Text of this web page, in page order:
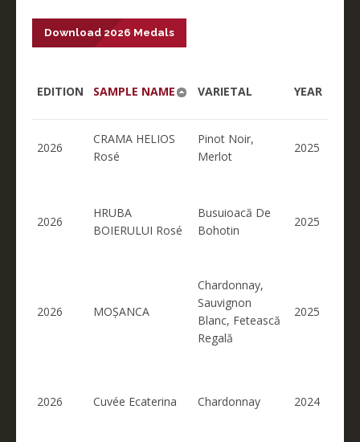
Download 2026 Medals
EDITION SAMPLE NAME VARIETAL YEAR
2026
CRAMA HELIOS
Rosé
Pinot Noir,
Merlot
2025
2026
HRUBA
BOIERULUI Rosé
Busuioacă De
Bohotin
2025
2026 MOȘANCA
Chardonnay,
Sauvignon
Blanc, Fetească
Regală
2025
2026 Cuvée Ecaterina Chardonnay 2024